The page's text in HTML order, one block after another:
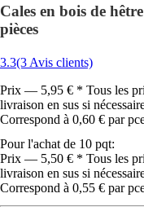
Cales en bois de
pièces
3.3(3 Avis clients)
Prix — 5,95 € * Tous les
livraison en sus si
Correspond à 0,60 € par
Pour l'achat de 10 pqt:
Prix — 5,50 € * Tous les
livraison en sus si
Correspond à 0,55 € par